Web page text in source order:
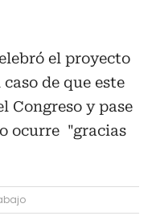
el proyecto
de que este
Congreso y pase
ocurre "gracias